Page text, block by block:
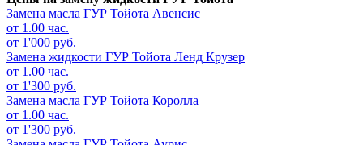
Замена масла ГУР Тойота Авенсис
от 1.00 час.
от 1'000 руб.
Замена жидкости ГУР Тойота Ленд Крузер
от 1.00 час.
от 1'300 руб.
Замена масла ГУР Тойота Королла
от 1.00 час.
от 1'300 руб.